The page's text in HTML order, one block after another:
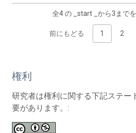
全4 の _start _から3までを
前にもどる 1 2
権利
研究者は権利に関する下記ステー
要があります。: